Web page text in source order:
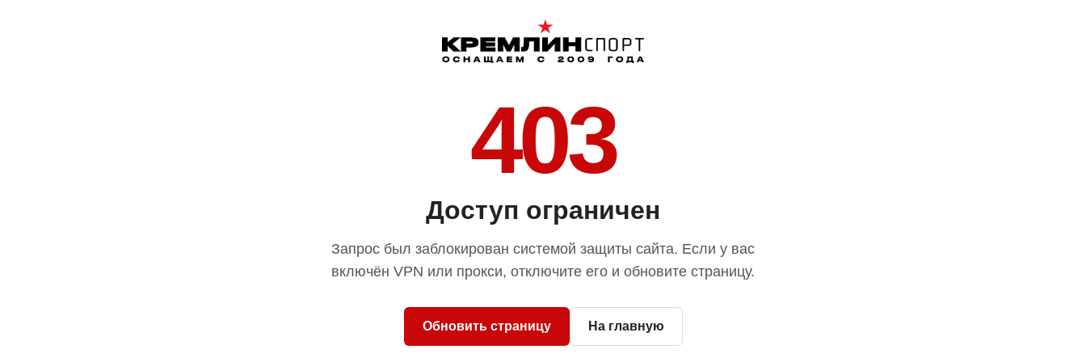
403
Доступ ограничен
Запрос был заблокирован системой защиты сайта. Если у вас
включён VPN или прокси, отключите его и обновите страницу.
Обновить страницу На главную